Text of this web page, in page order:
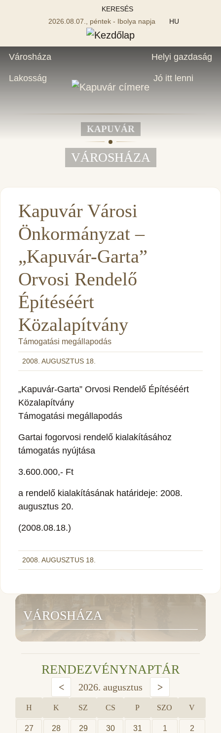
KERESÉS
2026.08.07., péntek - Ibolya napja
HU
Városháza
Lakosság
Helyi gazdaság
Jó itt lenni
KAPUVÁR
VÁROSHÁZA
Kapuvár Városi
Önkormányzat –
„Kapuvár-Garta”
Orvosi Rendelő
Építéséért
Közalapítvány
Támogatási megállapodás
2008. AUGUSZTUS 18.
„Kapuvár-Garta” Orvosi Rendelő Építéséért
Közalapítvány
Támogatási megállapodás
Gartai fogorvosi rendelő kialakításához
támogatás nyújtása
3.600.000,- Ft
a rendelő kialakításának határideje: 2008.
augusztus 20.
(2008.08.18.)
2008. AUGUSZTUS 18.
VÁROSHÁZA
RENDEZVÉNYNAPTÁR
< 2026. augusztus >
H K SZ CS P SZO V
27 28 29 30 31 1 2